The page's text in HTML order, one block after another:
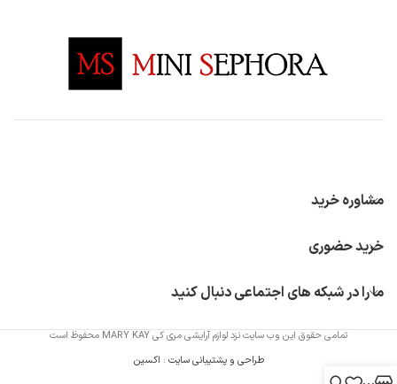
مشاوره خرید
خرید حضوری
ما را در شبکه های اجتماعی دنبال کنید
تمامی حقوق این وب سایت نزد لوازم آرایشی مری کی MARY KAY محفوظ است
طراحی و پشتیبانی سایت : اکسین